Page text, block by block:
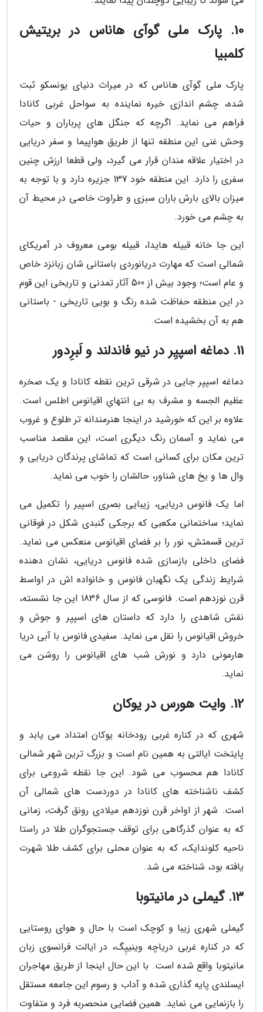
10. پارک ملی گوآی هاناس در بریتیش
کلمبیا
پارک ملی گوآی هاناس که در میراث دنیای یونسکو ثبت
شده، چشم اندازی خیره نماینده به سواحل غربی کانادا
فراهم می نماید. اگرچه که جنگل های پرباران و حیات
وحش غنی این منطقه تنها از طریق هواپیما و سفر دریایی
در اختیار علاقه مندان قرار می گیرد، ولی قطعا ارزش چنین
سفری را دارد. این منطقه خود 137 جزیره دارد و با توجه به
میزان بالای بارش باران سبزی و طراوت خاصی در محیط آن
به چشم می خورد.
این جا خانه قبیله هایدا، قبیله بومی معروف در آمریکای
شمالی است که مهارت دریانوردی باستانی شان زبانزد خاص
و عام است؛ وجود بیش از 500 آثار تمدنی و تاریخی این قوم
در این منطقه حفاظت شده رنگ و بویی تاریخی - باستانی
هم به آن بخشیده است.
11. دماغه اسپیِر در نیو فاندلند و لَبرِدور
دماغه اسپیِر جایی در شرقی ترین نقطه کانادا و یک صخره
عظیم الجسه و مشرف به بی انتهایِ اقیانوس اطلس است.
علاوه بر این که خورشید در اینجا هنرمندانه تر طلوع و غروب
می نماید و آسمان رنگ دیگری است، این مقصد مناسب
ترین مکان برای کسانی است که تماشای پرندگان دریایی و
وال ها و یخ های شناور، حالشان را خوب می نماید.
اما یک فانوس دریایی، زیبایی بصری اسپیر را تکمیل می
نماید؛ ساختمانی مکعبی که برجکی گنبدی شکل در فوقانی
ترین قسمتش، نور را بر فضای اقیانوس منعکس می نماید.
فضای داخلی بازسازی شده فانوس دریایی، نشان دهنده
شرایط زندگی یک نگهبان فانوس و خانواده اش در اواسط
قرن نوزدهم است. فانوسی که از سال 1836 این جا نشسته،
نقش شاهدی را دارد که داستان های اسپیِر و جوش و
خروش اقیانوس را نقل می نماید. سفیدی فانوس با آبی دریا
هارمونی دارد و نورش شب های اقیانوس را روشن می
نماید.
12. وایت هورس در یوکان
شهری که در کناره غربی رودخانه یوکان امتداد می یابد و
پایتخت ایالتی به همین نام است و بزرگ ترین شهر شمالی
کانادا هم محسوب می شود. این جا نقطه شروعی برای
کشف ناشناخته های کانادا در دوردست های شمالی آن
است. شهر از اواخر قرن نوزدهم میلادی رونق گرفت، زمانی
که به عنوان گذرگاهی برای توقف جستجوگران طلا در راستا
ناحیه کلوندایک، که به عنوان محلی برای کشف طلا شهرت
یافته بود، شناخته می شد.
13. گیملی در مانیتوبا
گیملی شهری زیبا و کوچک است با حال و هوای روستایی
که در کناره غربی دریاچه وینیپِگ، در ایالت فرانسوی زبان
مانیتوبا واقع شده است. با این حال اینجا از طریق مهاجران
ایسلندی پایه گذاری شده و آداب و رسوم این جامعه مستقل
را بازنمایی می نماید. همین فضایی منحصربه فرد و متفاوت